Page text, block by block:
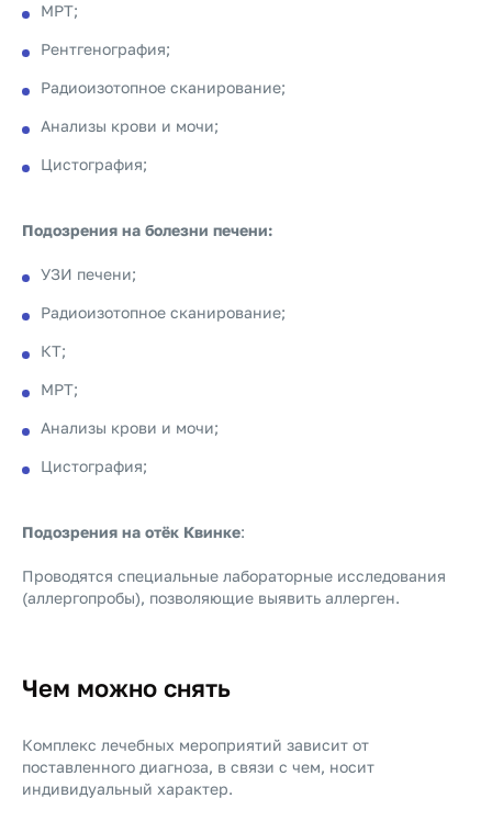
МРТ;
Рентгенография;
Радиоизотопное сканирование;
Анализы крови и мочи;
Цистография;
Подозрения на болезни печени:
УЗИ печени;
Радиоизотопное сканирование;
КТ;
МРТ;
Анализы крови и мочи;
Цистография;
Подозрения на отёк Квинке:
Проводятся специальные лабораторные исследования
(аллергопробы), позволяющие выявить аллерген.
Чем можно снять
Комплекс лечебных мероприятий зависит от
поставленного диагноза, в связи с чем, носит
индивидуальный характер.